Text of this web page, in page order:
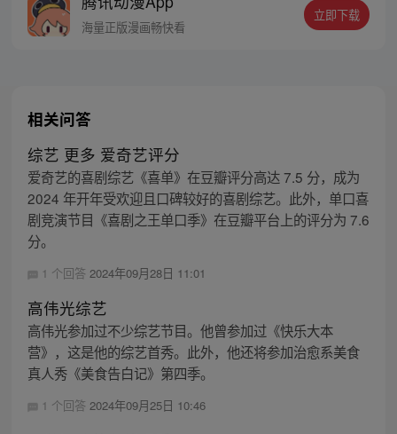
者卖报小郎君同名小说 QQ群号：
799493374
海量正版漫画畅快看
立即下载
相关问答
综艺 更多 爱奇艺评分
爱奇艺的喜剧综艺《喜单》在豆瓣评分高达 7.5 分，成为
2024 年开年受欢迎且口碑较好的喜剧综艺。此外，单口喜
剧竞演节目《喜剧之王单口季》在豆瓣平台上的评分为 7.6
分。
1 个回答 2024年09月28日 11:01
高伟光综艺
高伟光参加过不少综艺节目。他曾参加过《快乐大本
营》，这是他的综艺首秀。此外，他还将参加治愈系美食
真人秀《美食告白记》第四季。
1 个回答 2024年09月25日 10:46